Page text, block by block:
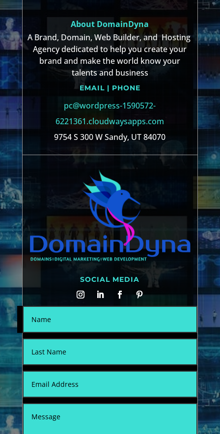
About DomainDyna
A Brand, Domain, Web Builder, and Hosting
Agency dedicated to help you create your
brand and make the world know your
talents and business
EMAIL | PHONE
pc@wordpress-1590572-
6221361.cloudwaysapps.com
9754 S 300 W Sandy, UT 84070
SOCIAL MEDIA